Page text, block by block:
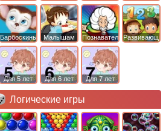
Барбоскины Малышам ПознавательныеРазвивающие
Для 5 лет Для 6 лет Для 7 лет
Логические игры